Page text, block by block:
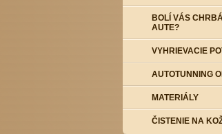
BOLÍ VÁS
AUTE?
VYHRIEVACIE
AUTOTUNNING
MATERIÁLY
ČISTENIE NA